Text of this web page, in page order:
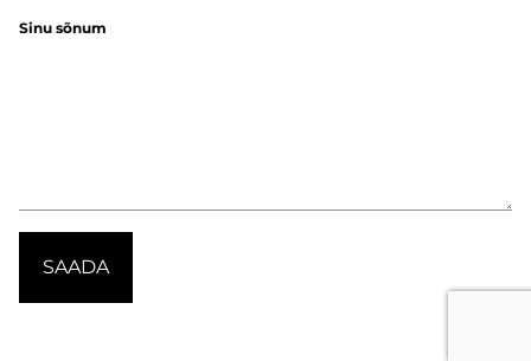
Sinu sõnum